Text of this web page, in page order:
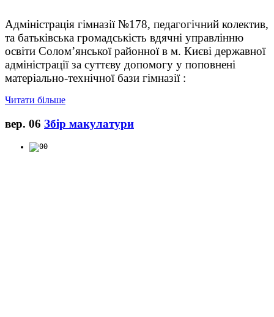
Адміністрація гімназії №178, педагогічний колектив,
та батьківська громадськість вдячні управлінню
освіти Солом’янської районної в м. Києві державної
адміністрації за суттєву допомогу у поповнені
матеріально-технічної бази гімназії :
Читати більше
вер. 06 Збір макулатури